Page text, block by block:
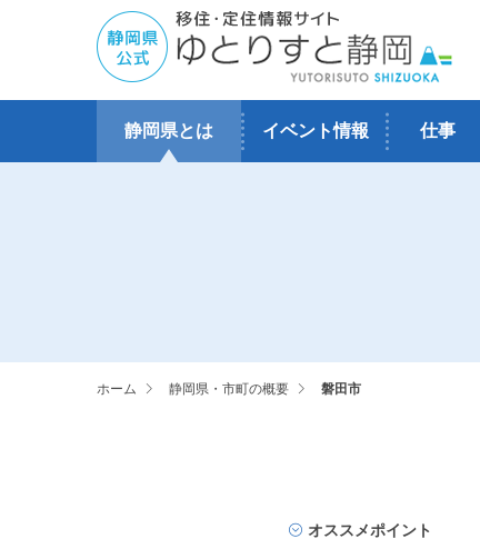
静岡県とは イベント情報 仕事
ホーム 静岡県・市町の概要 磐田市
オススメポイント